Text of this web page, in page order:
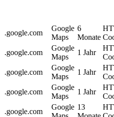
.google.com
Google
Maps
6
Monate
.google.com
Google
Maps
1 Jahr
.google.com
Google
Maps
1 Jahr
.google.com
Google
Maps
1 Jahr
.google.com
Google 13